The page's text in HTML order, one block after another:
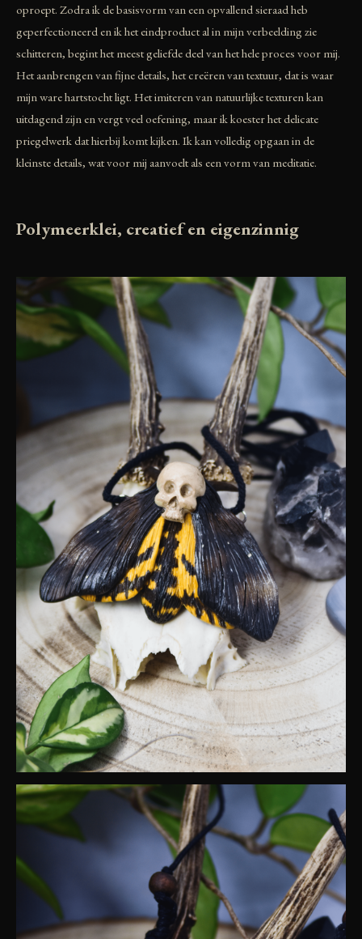
oproept. Zodra ik de basisvorm van een opvallend sieraad heb
geperfectioneerd en ik het eindproduct al in mijn verbeelding zie
schitteren, begint het meest geliefde deel van het hele proces voor mij.
Het aanbrengen van fijne details, het creëren van textuur, dat is waar
mijn ware hartstocht ligt. Het imiteren van natuurlijke texturen kan
uitdagend zijn en vergt veel oefening, maar ik koester het delicate
priegelwerk dat hierbij komt kijken. Ik kan volledig opgaan in de
kleinste details, wat voor mij aanvoelt als een vorm van meditatie.
Polymeerklei, creatief en eigenzinnig